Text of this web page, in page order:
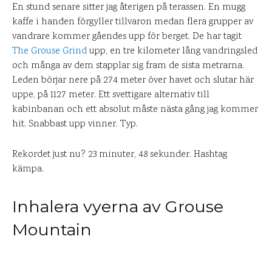
En stund senare sitter jag återigen på terassen. En mugg
kaffe i handen förgyller tillvaron medan flera grupper av
vandrare kommer gåendes upp för berget. De har tagit
The Grouse Grindupp, en tre kilometer lång vandringsled
och många av dem stapplar sig fram de sista metrarna.
Leden börjar nere på 274 meter över havet och slutar här
uppe, på 1127 meter. Ett svettigare alternativ till
kabinbanan och ett absolut måste nästa gång jag kommer
hit. Snabbast upp vinner. Typ.
Rekordet just nu? 23 minuter, 48 sekunder. Hashtag
kämpa.
Inhalera vyerna av Grouse
Mountain